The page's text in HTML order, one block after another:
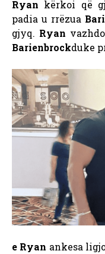
Ryan kërkoi që
padia u rrëzua
gjyq. Ryan
Barienbrockduke
e Ryan ankesa